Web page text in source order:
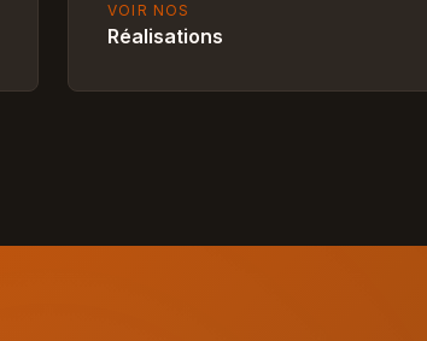
VOIR NOS
Réalisations